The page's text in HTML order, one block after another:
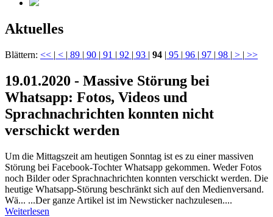
Aktuelles
Blättern: << | < | 89 | 90 | 91 | 92 | 93 | 94 | 95 | 96 | 97 | 98 | > | >>
19.01.2020 - Massive Störung bei
Whatsapp: Fotos, Videos und
Sprachnachrichten konnten nicht
verschickt werden
Um die Mittagszeit am heutigen Sonntag ist es zu einer massiven
Störung bei Facebook-Tochter Whatsapp gekommen. Weder Fotos
noch Bilder oder Sprachnachrichten konnten verschickt werden. Die
heutige Whatsapp-Störung beschränkt sich auf den Medienversand.
Wä... ...Der ganze Artikel ist im Newsticker nachzulesen....
Weiterlesen